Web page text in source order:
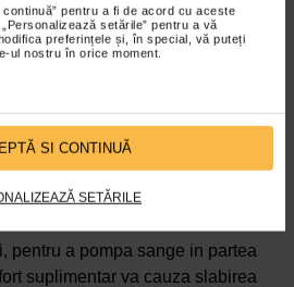
pentru a fi de acord cu aceste
setările” pentru a vă
preferințele și, în special, vă puteți
ul nostru în orice moment.
SI CONTINUĂ
SETĂRILE
cerebral.
– presiunea crescuta din
pulmonara si ventriculul
pulmonara.
dreapta– modificarile aparute
la nivelul inimii si arterelor
pentru a pompa sange in partea
suplimentar va cauza slabirea